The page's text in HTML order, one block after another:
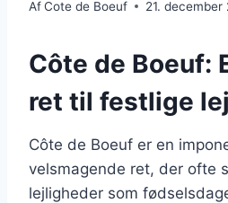
AfCote de Boeuf 21. december
Côte de Boeuf:
ret til festlige
Côte de Boeuf er en
velsmagende ret, der ofte
lejligheder som